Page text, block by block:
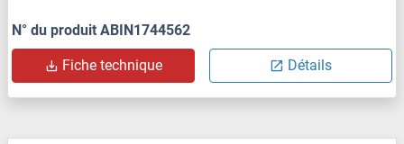
N° du produit ABIN1744562
Fiche technique Détails